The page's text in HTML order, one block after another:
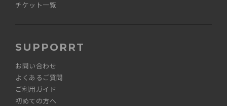
チケット一覧
SUPPORRT
お問い合わせ
よくあるご質問
ご利用ガイド
初めての方へ